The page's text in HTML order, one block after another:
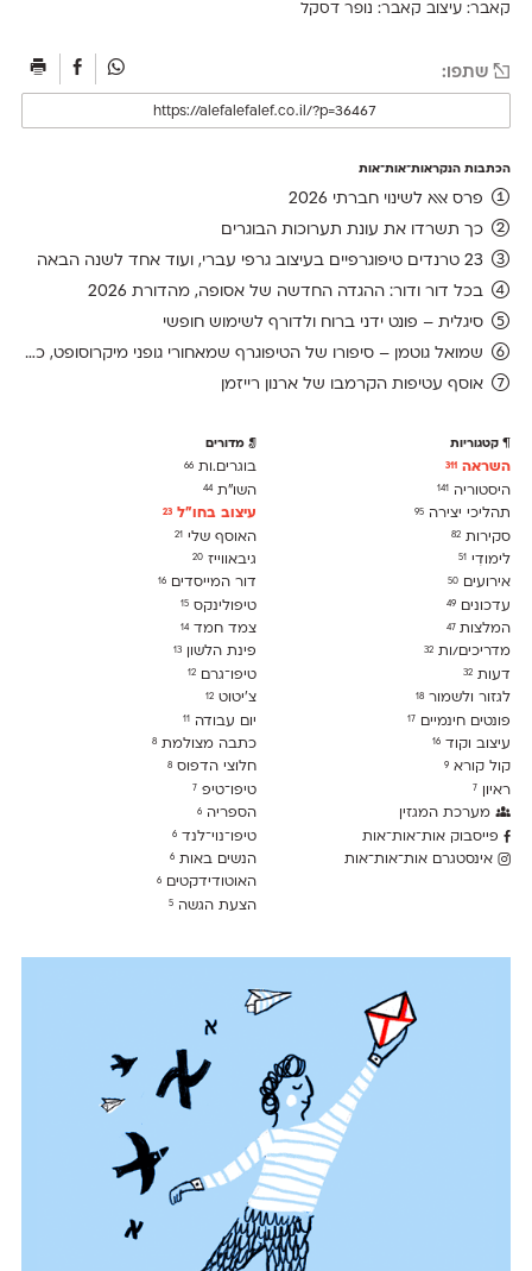
קאבר: עיצוב קאבר: נופר דסקל
שתפו:
הכתבות הנקראות־אות־אות
פרס אאא לשינוי חברתי 2026
כך תשרדו את עונת תערוכות הבוגרים
23 טרנדים טיפוגרפיים בעיצוב גרפי עברי, ועוד אחד לשנה הבאה
בכל דור ודור: ההגדה החדשה של אסופה, מהדורת 2026
סיגלית – פונט ידני ברוח ולדורף לשימוש חופשי
שמואל גוטמן – סיפורו של הטיפוגרף שמאחורי גופני מיקרוסופט, כפי שנחשף בארכיון של נינתו
אוסף עטיפות הקרמבו של ארנון רייזמן
קטגוריות
השראה 311
היסטוריה 141
תהליכי יצירה 95
סקירות 82
לימודִי 51
אירועים 50
עדכונים 49
המלצות47
מדריכים/ות 32
דעות 32
לגזור ולשמור 18
פונטים חינמיים 17
עיצוב וקוד 16
קול קורא 9
ראיון 7
מערכת המגזין
פייסבוק אות־אות־אות
אינסטגרם אות־אות־אות
מדורים
בוגרים.ות66
השו״ת44
עיצוב בחו"ל23
האוסף שלי21
גיבאווייז20
דור המייסדים16
טיפולינקס15
צמד חמד14
פינת הלשון13
טיפו־גרם12
צ׳יטוט12
יום עבודה11
כתבה מצולמת8
חלוצי הדפוס8
טיפו־טיפ7
הספריה6
טיפו־נוי־לנד6
הנשים באות6
האוטודידקטים6
הצעת הגשה5